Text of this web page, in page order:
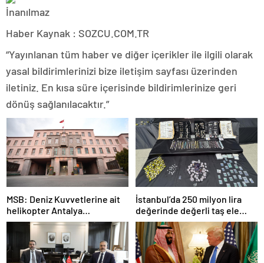
Haber Kaynak : SOZCU.COM.TR
“Yayınlanan tüm haber ve diğer içerikler ile ilgili olarak
yasal bildirimlerinizi bize iletişim sayfası üzerinden
iletiniz. En kısa süre içerisinde bildirimlerinize geri
dönüş sağlanılacaktır.”
MSB: Deniz Kuvvetlerine ait
helikopter Antalya
açıklarında acil iniş yaptı
İstanbul’da 250 milyon lira
değerinde değerli taş ele
geçirildi